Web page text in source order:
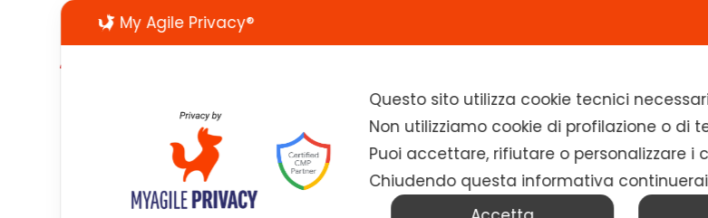
Home Chi siamo
My Agile Privacy®
Questo sito utilizza cookie tecnici
Non utilizziamo cookie di profilazione o di
Puoi accettare, rifiutare o personalizzare i
Chiudendo questa informativa